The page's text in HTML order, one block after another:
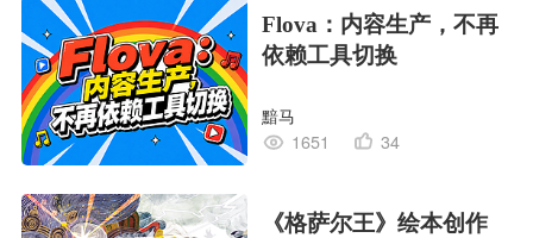
Flova：内容生产，不再
依赖工具切换
黯马
1651
34
《格萨尔王》绘本创作